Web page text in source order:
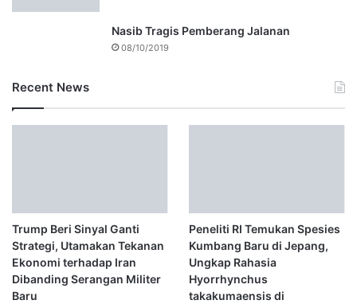
Nasib Tragis Pemberang Jalanan
08/10/2019
Recent News
Trump Beri Sinyal Ganti
Strategi, Utamakan Tekanan
Ekonomi terhadap Iran
Dibanding Serangan Militer
Baru
Peneliti RI Temukan Spesies
Kumbang Baru di Jepang,
Ungkap Rahasia
Hyorrhynchus
takakumaensis di